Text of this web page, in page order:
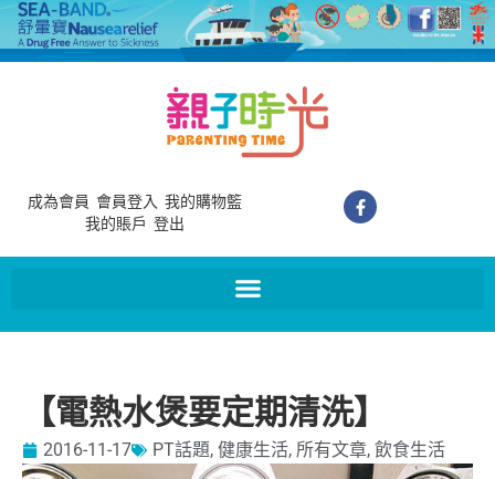
成為會員 會員登入 我的購物籃
我的賬戶 登出
【電熱水煲要定期清洗】
2016-11-17 PT話題, 健康生活, 所有文章, 飲食生活